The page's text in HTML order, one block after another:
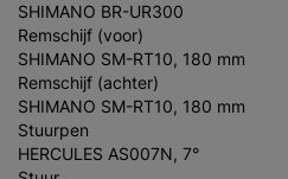
SHIMANO BR-UR300
Remschijf (voor)
SHIMANO SM-RT10, 180 mm
Remschijf (achter)
SHIMANO SM-RT10, 180 mm
Stuurpen
HERCULES AS007N, 7°